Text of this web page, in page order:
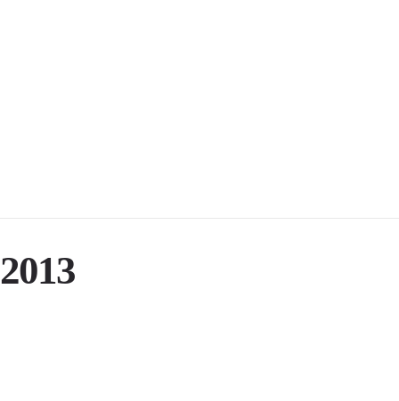
2013